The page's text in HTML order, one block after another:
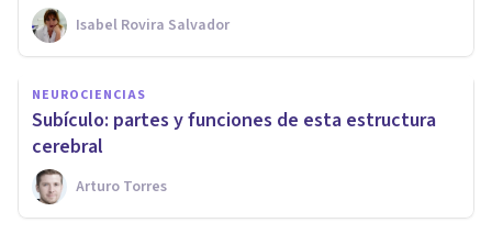
Isabel Rovira Salvador
NEUROCIENCIAS
Subículo: partes y funciones de esta estructura
cerebral
Arturo Torres